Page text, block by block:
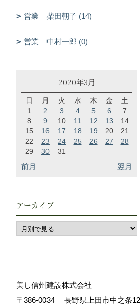
営業 柴田朝子 (14)
営業 中村一郎 (0)
2020年3月
日 月 火 水 木 金
土
1
2 3 4 5 6
7
8
9 10 11 12 13
14
15
16 17 18 19 20
21
22
23 24 25 26 27
28
29
30 31
前月 翌月
アーカイブ
美し信州建設株式会社
〒386-0034
長野県上田市中之条